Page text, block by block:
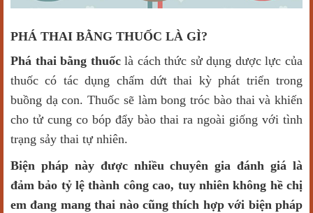
PHÁ THAI BẰNG THUỐC LÀ GÌ?
Phá thai bằng thuốclà cách thức sử dụng dược lực của
thuốc có tác dụng chấm dứt thai kỳ phát triển trong
buồng dạ con. Thuốc sẽ làm bong tróc bào thai và khiến
cho tử cung co bóp đẩy bào thai ra ngoài giống với tình
trạng sảy thai tự nhiên.
Biện pháp này được nhiều chuyên gia đánh giá là
đảm bảo tỷ lệ thành công cao, tuy nhiên không hề chị
em đang mang thai nào cũng thích hợp với biện pháp